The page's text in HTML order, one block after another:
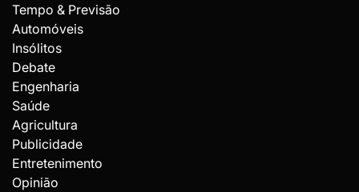
Tempo & Previsão
Automóveis
Insólitos
Debate
Engenharia
Saúde
Agricultura
Publicidade
Entretenimento
Opinião